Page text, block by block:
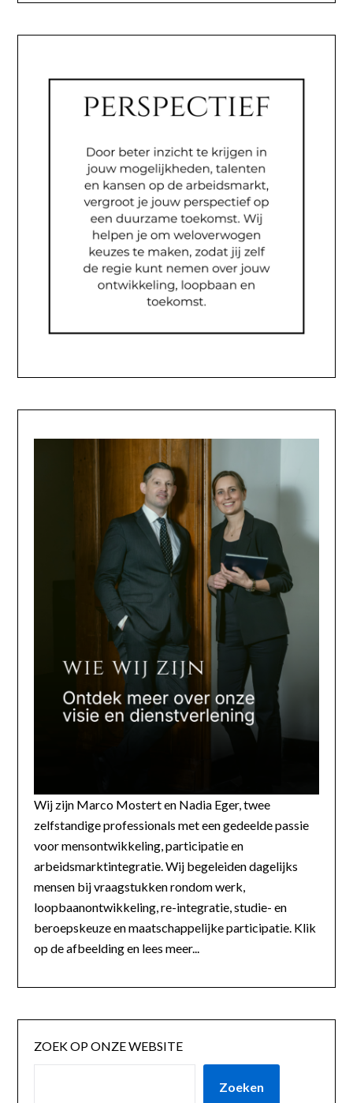
Wij zijn Marco Mostert en Nadia Eger, twee
zelfstandige professionals met een gedeelde passie
voor mensontwikkeling, participatie en
arbeidsmarktintegratie. Wij begeleiden dagelijks
mensen bij vraagstukken rondom werk,
loopbaanontwikkeling, re-integratie, studie- en
beroepskeuze en maatschappelijke participatie. Klik
op de afbeelding en lees meer...
ZOEK OP ONZE WEBSITE
Zoeken